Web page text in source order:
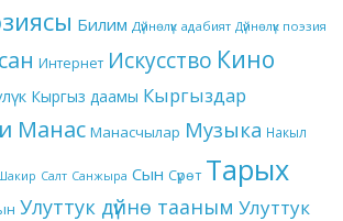
Билим Дүйнөлүк адабият Дүйнөлүк поэзия
Интернет Искусство Кино
Кыргыз даамы Кыргыздар
Манас Манасчылар Музыка Накыл
Салт Санжыра Сын Сүрөт Тарых
Улуттук дүйнө тааным Улуттук